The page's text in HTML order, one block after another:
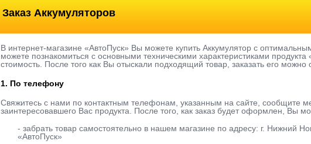
Заказ Аккумуляторов
В интернет-магазине «АвтоПуск» Вы можете купить Аккумулятор с
можете познакомиться с основными техническими характеристиками
стоимость. После того как Вы отыскали подходящий товар, заказать его можно
1. По телефону
Свяжитесь с нами по контактным телефонам, указанным на сайте, сообщите
заинтересовавшего Вас продукта. После того, как заказ будет оформлен, Вы
- забрать товар самостоятельно в нашем магазине по адресу: г. Нижний
«АвтоПуск»